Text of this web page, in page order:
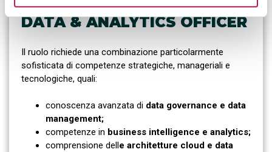
COMPETENZE DEL CHIEF
DATA & ANALYTICS OFFICER
Il ruolo richiede una combinazione particolarmente
sofisticata di competenze strategiche, manageriali e
tecnologiche, quali:
conoscenza avanzata di data governance e data
management;
competenze in business intelligence e analytics;
comprensione delle architetture cloud e data